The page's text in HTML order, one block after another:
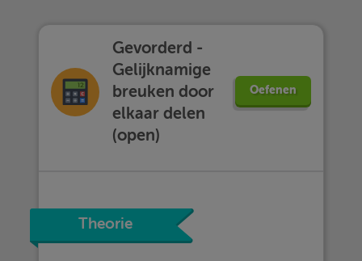
Gevorderd -
Gelijknamige
breuken door
elkaar delen
(open)
Oefenen
Theorie